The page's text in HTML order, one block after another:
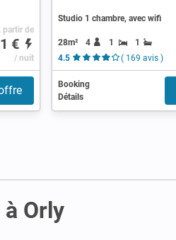
partir de
€
/ nuit
Studio 1 chambre, avec wifi
28m² 4 1
1
4.5
( 169 avis )
Booking
Détails
Orly